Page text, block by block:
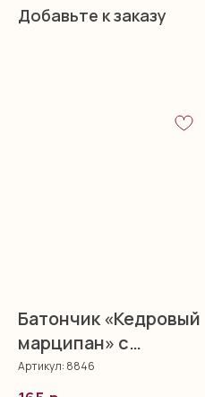
Добавьте к заказу
Батончик «Кедровый
марципан» с
облепихой, 40 г
Артикул: 8846